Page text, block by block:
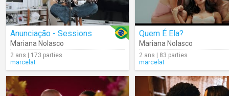
Anunciação - Sessions
Mariana Nolasco
2 ans | 173 parties
marcelat
Quem É Ela?
Mariana Nolasco
2 ans | 83 parties
marcelat